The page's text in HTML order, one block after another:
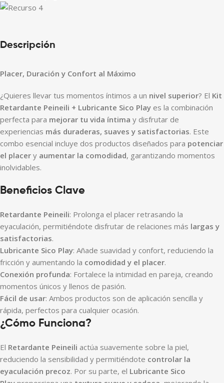
Descripción
Placer, Duración y Confort al Máximo
¿Quieres llevar tus momentos íntimos a un nivel superior? El Kit
Retardante Peineili + Lubricante Sico Play es la combinación
perfecta para mejorar tu vida íntima y disfrutar de
experiencias más duraderas, suaves y satisfactorias. Este
combo esencial incluye dos productos diseñados para potenciar
el placer y aumentar la comodidad, garantizando momentos
inolvidables.
Beneficios Clave
Retardante Peineili: Prolonga el placer retrasando la
eyaculación, permitiéndote disfrutar de relaciones más largas y
satisfactorias.
Lubricante Sico Play: Añade suavidad y confort, reduciendo la
fricción y aumentando la comodidad y el placer.
Conexión profunda: Fortalece la intimidad en pareja, creando
momentos únicos y llenos de pasión.
Fácil de usar: Ambos productos son de aplicación sencilla y
rápida, perfectos para cualquier ocasión.
¿Cómo Funciona?
El Retardante Peineili actúa suavemente sobre la piel,
reduciendo la sensibilidad y permitiéndote controlar la
eyaculación precoz. Por su parte, el Lubricante Sico